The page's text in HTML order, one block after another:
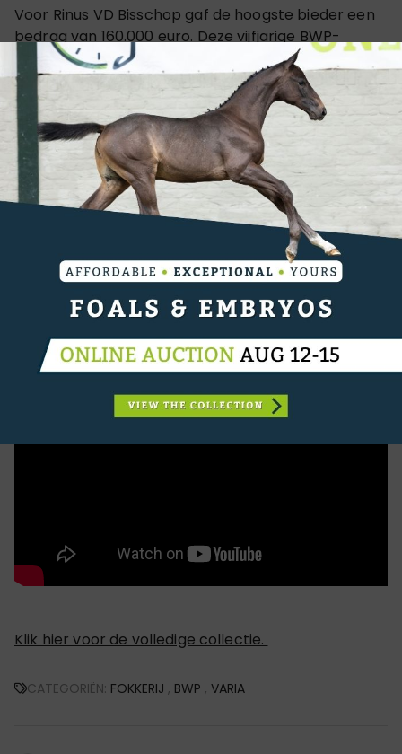
Voor Rinus VD Bisschop gaf de hoogste bieder een
bedrag van 160.000 euro. Deze vijfjarige BWP-
hengst komt uit For Pleasure x Jackpot Van't
Hagenhof x Radco d'Houtveld.Zijn vader presteerde
succesvol in de internationale ring onder het zadel
van Marcus Henning en leverde Luciana Diniz's
Olympic Fit For Fun, Scott Brash Hello Forever en
Kevin Staut's For Joy Van't Zorgvliet.
Zijn moederlijn
komt uit Usha Van't Roosaker.
Klik hier voor de volledige collectie.
CATEGORIËN: FOKKERIJ , BWP , VARIA